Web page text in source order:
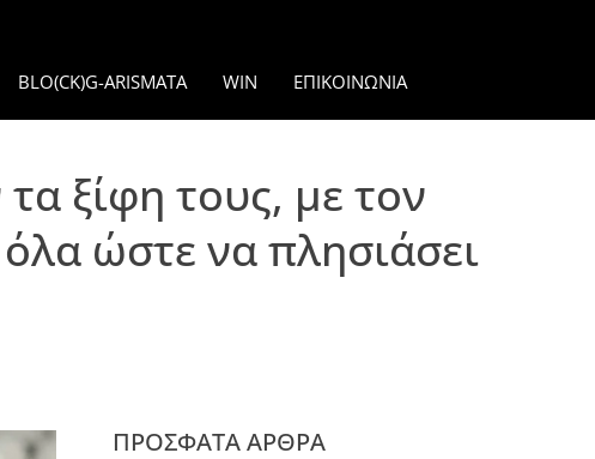
BLO(CK)G-ARISMATA WIN ΕΠΙΚΟΙΝΩΝΊΑ
ξίφη τους, με τον
ώστε να πλησιάσει
ΠΡΌΣΦΑΤΑ ΆΡΘΡΑ